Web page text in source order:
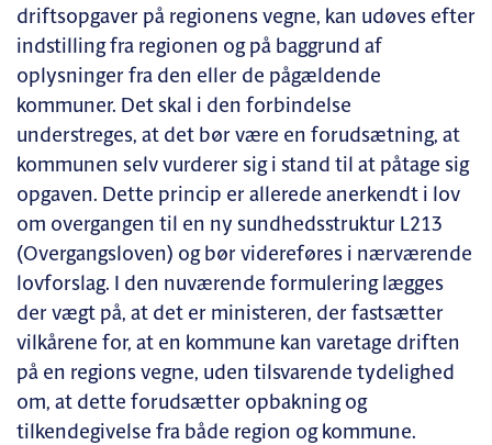
driftsopgaver på regionens vegne, kan udøves efter
indstilling fra regionen og på baggrund af
oplysninger fra den eller de pågældende
kommuner. Det skal i den forbindelse
understreges, at det bør være en forudsætning, at
kommunen selv vurderer sig i stand til at påtage sig
opgaven. Dette princip er allerede anerkendt i lov
om overgangen til en ny sundhedsstruktur L213
(Overgangsloven) og bør videreføres i nærværende
lovforslag. I den nuværende formulering lægges
der vægt på, at det er ministeren, der fastsætter
vilkårene for, at en kommune kan varetage driften
på en regions vegne, uden tilsvarende tydelighed
om, at dette forudsætter opbakning og
tilkendegivelse fra både region og kommune.